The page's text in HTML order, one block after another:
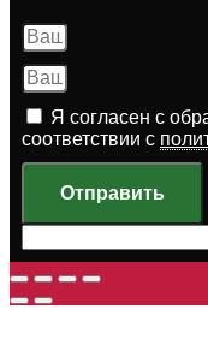
Я согласен с
соответствии с
Отправить